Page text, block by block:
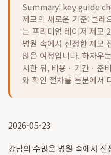
Summary: key guide
제모의 새로운 기준: 클레
는 프리미엄 레이저 제모
병원 속에서 진정한 제모
않은 여정입니다. 하자우
시한 뒤, 비용ㆍ기간ㆍ준
와 확인 절차를 본문에서
2026-05-23
강남의 수많은 병원 속에서 진